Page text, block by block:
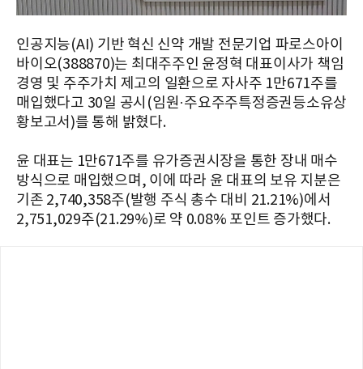
인공지능(AI) 기반 혁신 신약 개발 전문기업 파로스아이
바이오(388870)는 최대주주인 윤정혁 대표이사가 책임
경영 및 주주가치 제고의 일환으로 자사주 1만671주를
매입했다고 30일 공시(임원·주요주주특정증권등소유상
황보고서)를 통해 밝혔다.
윤 대표는 1만671주를 유가증권시장을 통한 장내 매수
방식으로 매입했으며, 이에 따라 윤 대표의 보유 지분은
기존 2,740,358주(발행 주식 총수 대비 21.21%)에서
2,751,029주(21.29%)로 약 0.08% 포인트 증가했다.